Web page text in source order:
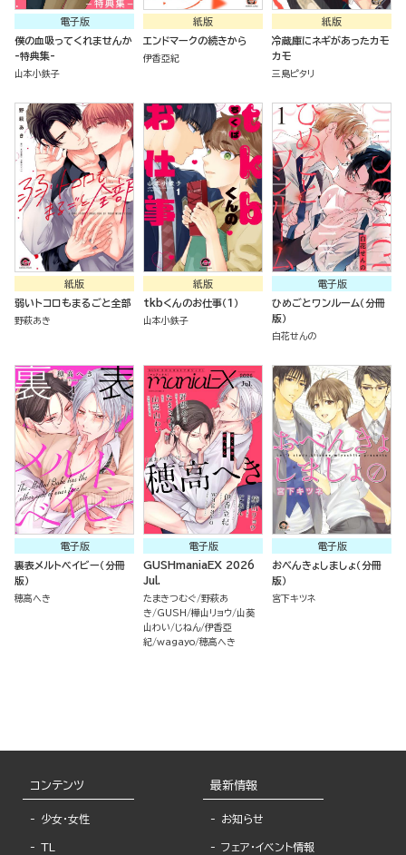
電子版
僕の血吸ってくれませんか
-特典集-
山本小鉄子
紙版
エンドマークの続きから
伊香亞紀
紙版
冷蔵庫にネギがあったカモ
カモ
三島ピタリ
紙版
弱いトコロもまるごと全部
野萩あき
紙版
tkbくんのお仕事（１）
山本小鉄子
電子版
ひめごとワンルーム（分冊
版）
白花せんの
電子版
裏表メルトベイビー（分冊
版）
穂高へき
電子版
GUSHmaniaEX 2026
Jul.
たまきつむぐ 野萩あ
き
GUSH 樺山リョウ 山葵
山わい
じねん 伊香亞
紀 wagayo 穂高へき
電子版
おべんきょしましょ（分冊
版）
宮下キツネ
コンテンツ
少女・女性
TL
最新情報
お知らせ
フェア・イベント情報